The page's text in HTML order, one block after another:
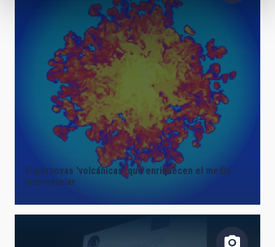
Supernovas 'volcánicas' que enriquecen el medio
interestelar